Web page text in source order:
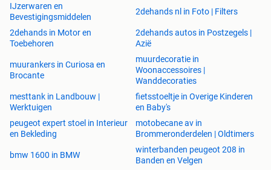
IJzerwaren en
Bevestigingsmiddelen
2dehands nl in Foto | Filters
2dehands in Motor en
Toebehoren
2dehands autos in Postzegels |
Azië
muurankers in Curiosa en
Brocante
muurdecoratie in
Woonaccessoires |
Wanddecoraties
mesttank in Landbouw |
Werktuigen
fietsstoeltje in Overige Kinderen
en Baby's
peugeot expert stoel in Interieur
en Bekleding
motobecane av in
Brommeronderdelen | Oldtimers
bmw 1600 in BMW
winterbanden peugeot 208 in
Banden en Velgen